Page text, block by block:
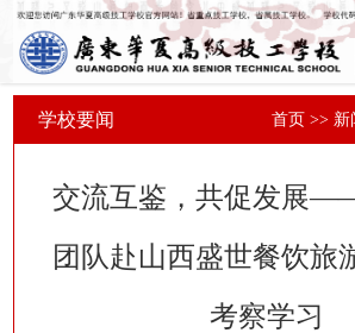
学校要闻 首页 >> 新
交流互鉴，共促发展
团队赴山西盛世餐饮旅
考察学习